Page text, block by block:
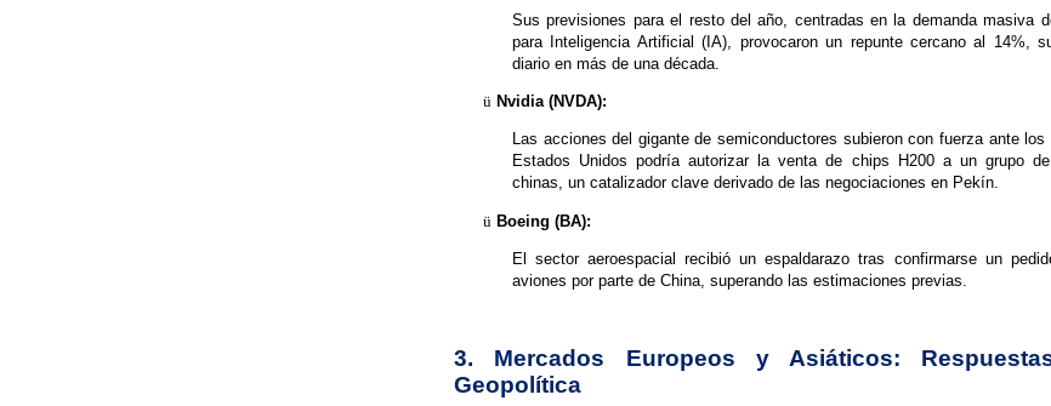
Sus previsiones para el resto del año, centradas en la demanda masiva
para Inteligencia Artificial (IA), provocaron un repunte cercano al 14%,
diario en más de una década.
ü Nvidia (NVDA):
Las acciones del gigante de semiconductores subieron con fuerza ante los
Estados Unidos podría autorizar la venta de chips H200 a un grupo
chinas, un catalizador clave derivado de las negociaciones en Pekín.
ü Boeing (BA):
El sector aeroespacial recibió un espaldarazo tras confirmarse un
aviones por parte de China, superando las estimaciones previas.
3. Mercados Europeos y Asiáticos:
Geopolítica